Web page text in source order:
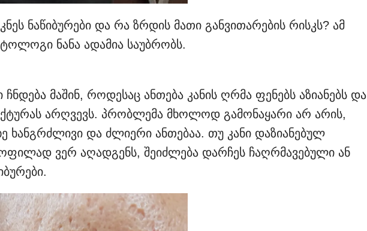
ნაწიბურები და რა ზრდის მათი განვითარების რისკს? ამ
ნანა ადამია საუბრობს.
ჩნდება მაშინ, როდესაც ანთება კანის ღრმა ფენებს აზიანებს და
არღვევს. პრობლემა მხოლოდ გამონაყარი არ არის,
ხანგრძლივი და ძლიერი ანთებაა. თუ კანი დაზიანებულ
ვერ აღადგენს, შეიძლება დარჩეს ჩაღრმავებული ან